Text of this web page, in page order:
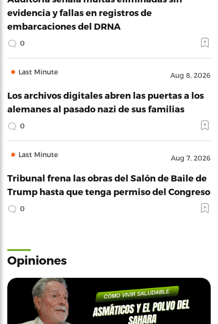
evidencia y fallas en registros de
embarcaciones del DRNA
0
Last Minute Aug 8, 2026
Los archivos digitales abren las puertas a los
alemanes al pasado nazi de sus familias
0
Last Minute Aug 7, 2026
Tribunal frena las obras del Salón de Baile de
Trump hasta que tenga permiso del Congreso
0
Opiniones